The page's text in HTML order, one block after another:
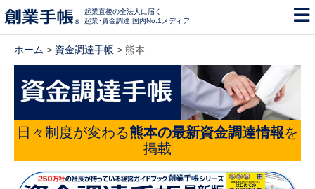
起業直後の全法人に届く
起業･資金調達 国内No.1メディア
ホーム > 資金調達手帳 > 熊本
日々制度が変わる熊本の最新資金調達情報を
掲載